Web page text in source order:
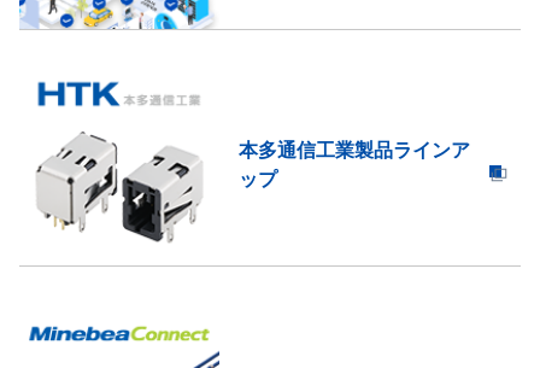
本多通信工業製品ラインア
ップ